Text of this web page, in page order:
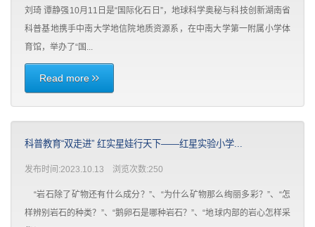
刘琦 谭静强10月11日是“国际化石日”，地球科学奥秘与科技创新湖南省
科普基地携手中南大学地信院地质资源系，在中南大学第一附属小学体
育馆，举办了“国...
Read more
科普教育“双走进” 红实星娃行天下——红星实验小学...
发布时间:2023.10.13 浏览次数:250
“岩石除了矿物还有什么成分？”、“为什么矿物那么绚丽多彩？”、“怎
样辨别岩石的种类？”、“鹅卵石是哪种岩石？”、“地球内部的岩心怎样采